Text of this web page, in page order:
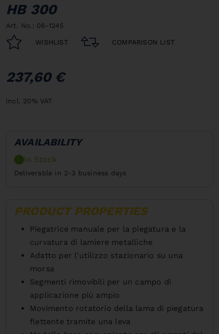
HB 300
Art. No.: 06-1245
WISHLIST COMPARISON LIST
237,60 €
incl. 20% VAT
AVAILABILITY
In Stock
Deliverable in 2-3 business days
PRODUCT PROPERTIES
Piegatrice manuale per la piegatura e la
curvatura di lamiere metalliche
Adatto per l'utilizzo stazionario su una
morsa
Segmenti rimovibili per un campo di
applicazione più ampio
Movimento rotatorio della lama di piegatura
flettente tramite una leva